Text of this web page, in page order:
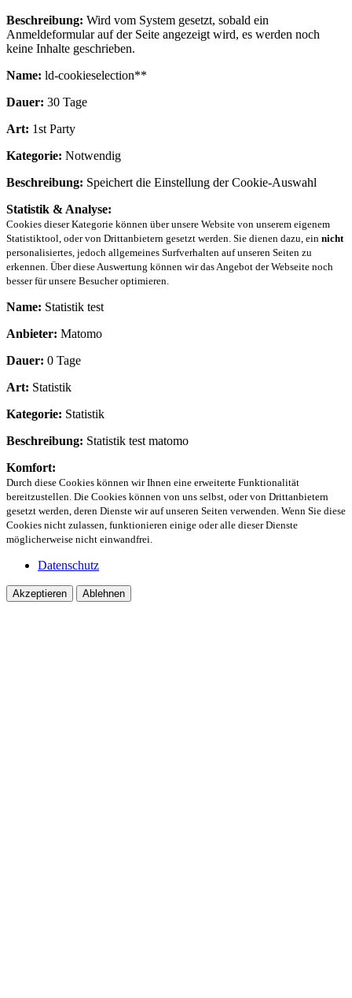
Beschreibung: Wird vom System gesetzt, sobald ein
Anmeldeformular auf der Seite angezeigt wird, es werden noch
keine Inhalte geschrieben.
Name: ld-cookieselection**
Dauer: 30 Tage
Art: 1st Party
Kategorie: Notwendig
Beschreibung: Speichert die Einstellung der Cookie-Auswahl
Statistik & Analyse:
Cookies dieser Kategorie können über unsere Website von unserem eigenem
Statistiktool, oder von Drittanbietern gesetzt werden. Sie dienen dazu, ein nicht
personalisiertes, jedoch allgemeines Surfverhalten auf unseren Seiten zu
erkennen. Über diese Auswertung können wir das Angebot der Webseite noch
besser für unsere Besucher optimieren.
Name: Statistik test
Anbieter: Matomo
Dauer: 0 Tage
Art: Statistik
Kategorie: Statistik
Beschreibung: Statistik test matomo
Komfort:
Durch diese Cookies können wir Ihnen eine erweiterte Funktionalität
bereitzustellen. Die Cookies können von uns selbst, oder von Drittanbietern
gesetzt werden, deren Dienste wir auf unseren Seiten verwenden. Wenn Sie diese
Cookies nicht zulassen, funktionieren einige oder alle dieser Dienste
möglicherweise nicht einwandfrei.
Datenschutz
Akzeptieren Ablehnen